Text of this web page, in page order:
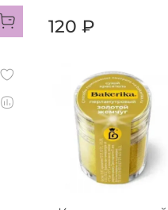
120 ₽